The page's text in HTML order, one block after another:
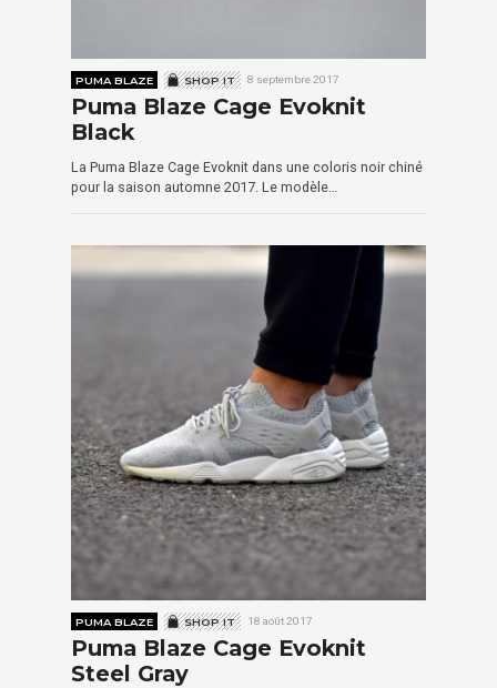
PUMA BLAZE SHOP IT 8 septembre 2017
Puma Blaze Cage Evoknit
Black
La Puma Blaze Cage Evoknit dans une coloris noir chiné
pour la saison automne 2017. Le modèle…
PUMA BLAZE SHOP IT 18 août 2017
Puma Blaze Cage Evoknit
Steel Gray